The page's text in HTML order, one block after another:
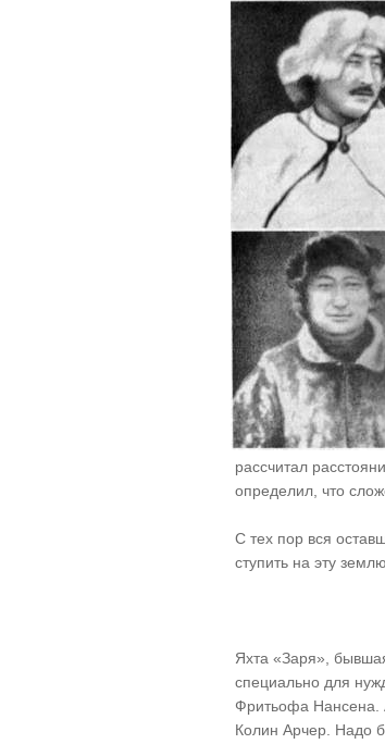
рассчитал
определил, что
С тех пор вся
ступить на эту
Яхта «Заря»,
специально для
Фритьофа Нансена.
Колин Арчер. Надо